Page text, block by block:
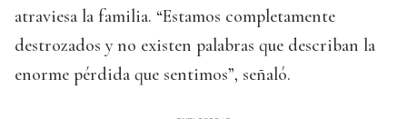
atraviesa la familia. “Estamos completamente
destrozados y no existen palabras que describan la
enorme pérdida que sentimos”, señaló.